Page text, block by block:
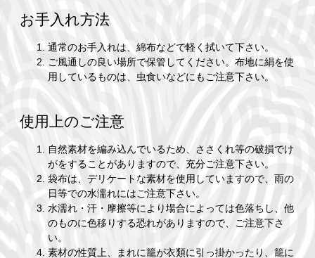
お手入れ方法
通常のお手入れは、綿布などで軽く拭いて下さい。
ご風通しの良い場所で保管してください。布地に絹を使
用しているものは、虫食いなどにもご注意下さい。
使用上のご注意
自然素材を編み込んでいるため、ささくれ等の破損でけ
がをすることがありますので、充分ご注意下さい。
袋布は、デリケートな素材を使用していますので、雨の
日等での水濡れにはご注意下さい。
水濡れ・汗・摩擦等により場合によっては色落ちし、他
のものに色移りする恐れがありますので、ご注意下さ
い。
素材の性質上、まれに籠が衣類に引っ掛かったり、籠に